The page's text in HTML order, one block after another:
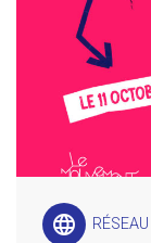
language